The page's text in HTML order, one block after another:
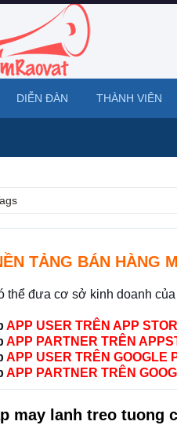
TẢNG BÁN HÀNG
thể đưa cơ sở kinh doanh
APP USER TRÊN APP
APP PARTNER TRÊN
APP USER TRÊN GOOGLE
APP PARTNER TRÊN
may lanh treo tuong
DIỄN ĐÀN THÀNH VIÊN